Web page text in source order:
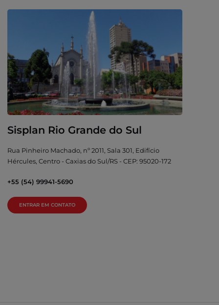
Sisplan Rio Grande do Sul
Rua Pinheiro Machado, nº 2011, Sala 301, Edifício
Hércules, Centro - Caxias do Sul/RS - CEP: 95020-172
+55 (54) 99941-5690
ENTRAR EM CONTATO